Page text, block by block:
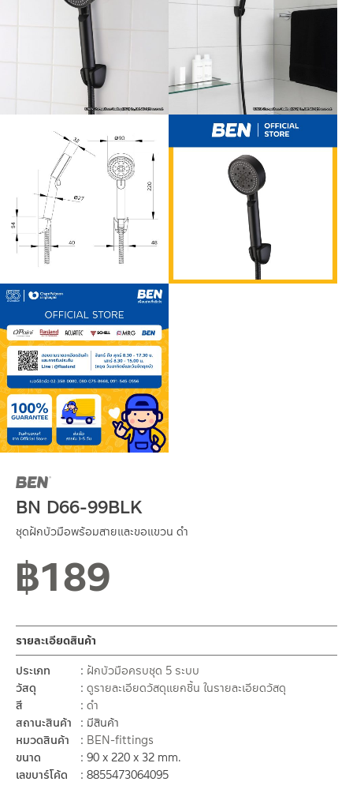
BN D66-99BLK
ชุดฝักบัวมือพร้อมสายและขอแขวน ดำ
฿189
รายละเอียดสินค้า
ประเภท
ฝักบัวมือครบชุด 5 ระบบ
วัสดุ
ดูรายละเอียดวัสดุแยกชิ้น ในรายละเอียดวัสดุ
สี
ดำ
สถานะสินค้า
มีสินค้า
หมวดสินค้า
BEN-fittings
ขนาด
90 x 220 x 32 mm.
เลขบาร์โค้ด
8855473064095